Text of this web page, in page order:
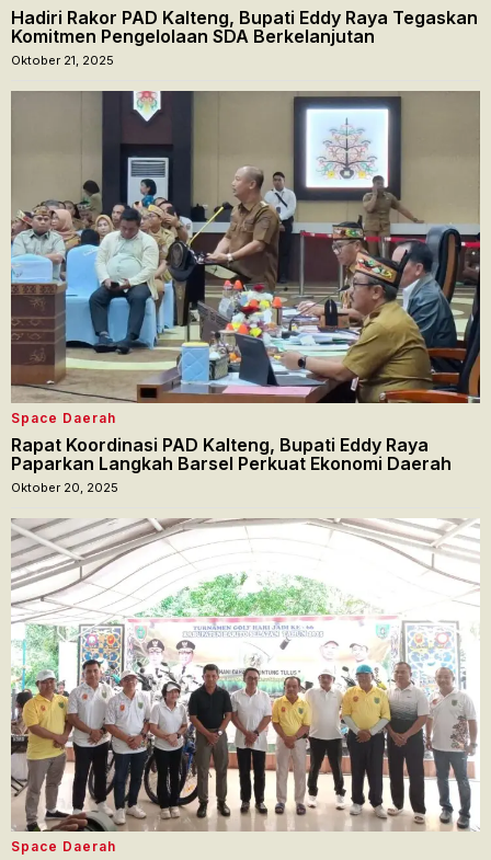
Hadiri Rakor PAD Kalteng, Bupati Eddy Raya Tegaskan
Komitmen Pengelolaan SDA Berkelanjutan
Oktober 21, 2025
Space Daerah
Rapat Koordinasi PAD Kalteng, Bupati Eddy Raya
Paparkan Langkah Barsel Perkuat Ekonomi Daerah
Oktober 20, 2025
Space Daerah